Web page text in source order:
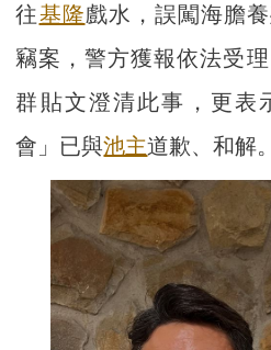
往基隆戲水，誤闖海膽
竊案，警方獲報依法受
群貼文澄清此事，更表
會」已與池主道歉、和解。